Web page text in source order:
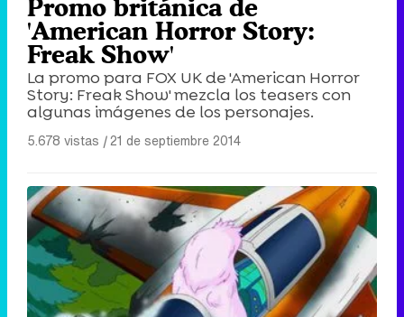
Promo británica de
'American Horror Story:
Freak Show'
La promo para FOX UK de 'American Horror
Story: Freak Show' mezcla los teasers con
algunas imágenes de los personajes.
5.678 vistas |21 de septiembre 2014